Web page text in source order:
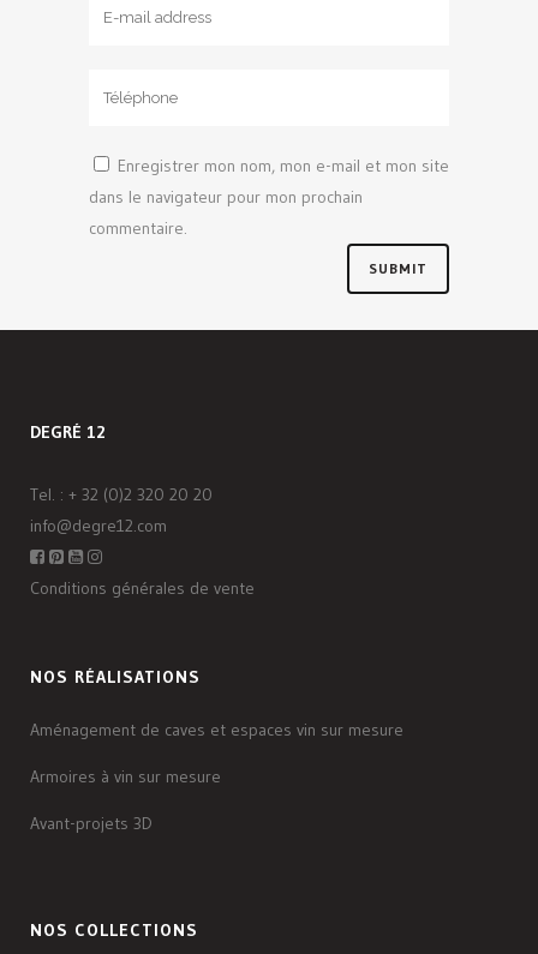
Enregistrer mon nom, mon e-mail et mon site
dans le navigateur pour mon prochain
commentaire.
DEGRÉ 12
Tel. : + 32 (0)2 320 20 20
info@degre12.com
Conditions générales de vente
NOS RÉALISATIONS
Aménagement de caves et espaces vin sur mesure
Armoires à vin sur mesure
Avant-projets 3D
NOS COLLECTIONS